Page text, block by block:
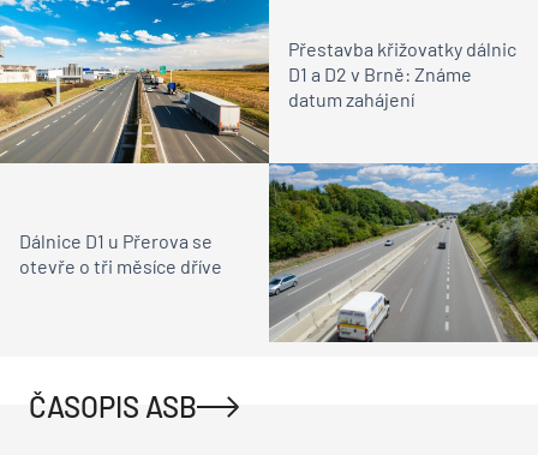
Přestavba křižovatky dálnic
D1 a D2 v Brně: Známe
datum zahájení
Dálnice D1 u Přerova se
otevře o tři měsíce dříve
ČASOPIS ASB